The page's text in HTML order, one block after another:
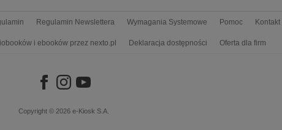
Regulamin Newslettera Wymagania Systemowe Pomoc Kontakt
i ebooków przez nexto.pl Deklaracja dostępności Oferta dla firm
Copyright © 2026 e-Kiosk S.A.